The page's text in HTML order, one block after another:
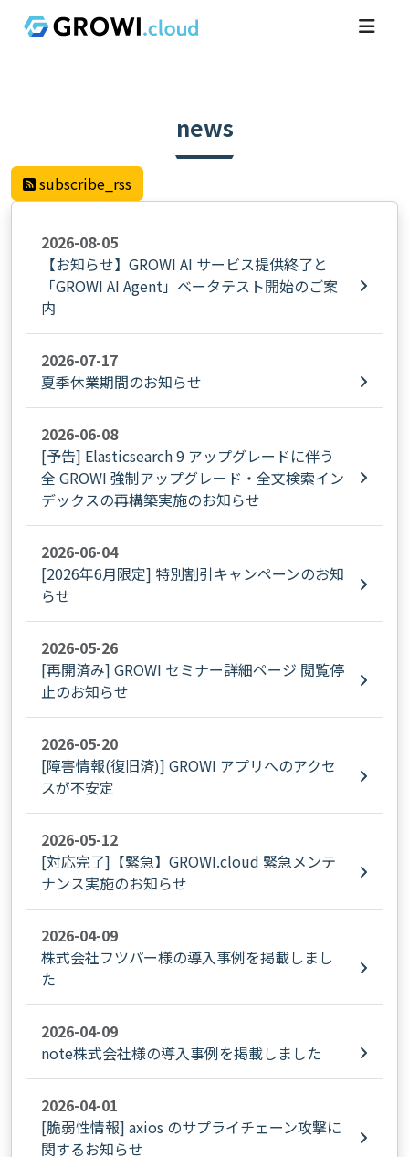
news
subscribe_rss
2026-08-05
【お知らせ】GROWI AI サービス提供終了と
「GROWI AI Agent」ベータテスト開始のご案
内
2026-07-17
夏季休業期間のお知らせ
2026-06-08
[予告] Elasticsearch 9 アップグレードに伴う
全 GROWI 強制アップグレード・全文検索イン
デックスの再構築実施のお知らせ
2026-06-04
[2026年6月限定] 特別割引キャンペーンのお知
らせ
2026-05-26
[再開済み] GROWI セミナー詳細ページ 閲覧停
止のお知らせ
2026-05-20
[障害情報(復旧済)] GROWI アプリへのアクセ
スが不安定
2026-05-12
[対応完了]【緊急】GROWI.cloud 緊急メンテ
ナンス実施のお知らせ
2026-04-09
株式会社フツパー様の導入事例を掲載しまし
た
2026-04-09
note株式会社様の導入事例を掲載しました
2026-04-01
[脆弱性情報] axios のサプライチェーン攻撃に
関するお知らせ